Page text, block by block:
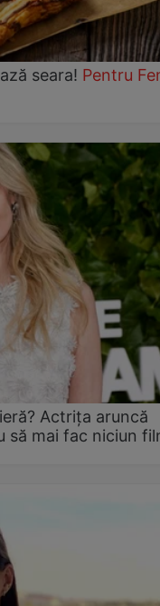
seara! Pentru
Actrița aruncă
să mai fac niciun